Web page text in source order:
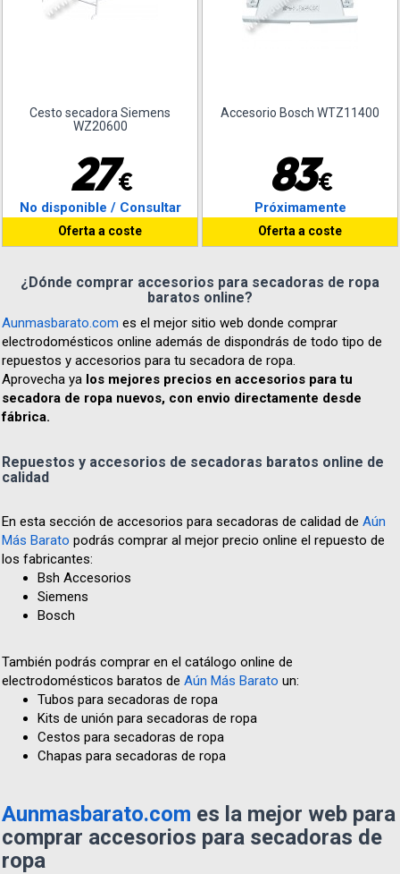
Cesto secadora Siemens
WZ20600
27€
No disponible / Consultar
Oferta a coste
Accesorio Bosch WTZ11400
83€
Próximamente
Oferta a coste
¿Dónde comprar accesorios para secadoras de ropa
baratos online?
Aunmasbarato.com es el mejor sitio web donde comprar
electrodomésticos online además de dispondrás de todo tipo de
repuestos y accesorios para tu secadora de ropa.
Aprovecha ya los mejores precios en accesorios para tu
secadora de ropa nuevos, con envio directamente desde
fábrica.
Repuestos y accesorios de secadoras baratos online de
calidad
En esta sección de accesorios para secadoras de calidad de Aún
Más Barato podrás comprar al mejor precio online el repuesto de
los fabricantes:
Bsh Accesorios
Siemens
Bosch
También podrás comprar en el catálogo online de
electrodomésticos baratos de Aún Más Barato un:
Tubos para secadoras de ropa
Kits de unión para secadoras de ropa
Cestos para secadoras de ropa
Chapas para secadoras de ropa
Aunmasbarato.com es la mejor web para
comprar accesorios para secadoras de
ropa